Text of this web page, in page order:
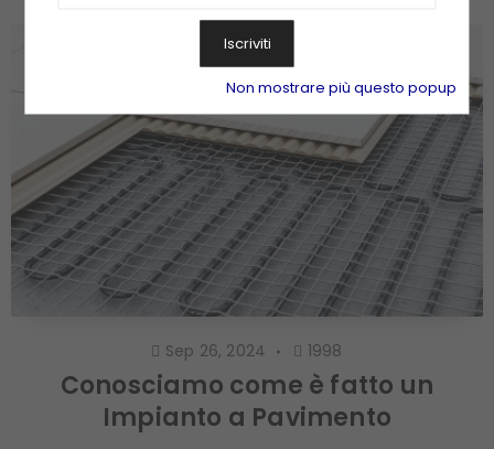
Sep 26, 2024 1998
Conosciamo come è fatto un
Impianto a Pavimento
Iscriviti
Non mostrare più questo popup